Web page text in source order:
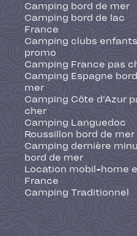
Camping bord de mer
Camping bord de lac
France
Camping clubs
promo
Camping France pas
Camping Espagne
mer
Camping Côte d'Azur
cher
Camping Languedoc
Roussillon bord de mer
Camping dernière
bord de mer
Location mobil-home
France
Camping Traditionnel